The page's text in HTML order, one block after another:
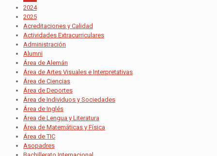
2024
2025
Acreditaciones y Calidad
Actividades Extracurriculares
Administración
Alumni
Área de Alemán
Área de Artes Visuales e Interpretativas
Área de Ciencias
Área de Deportes
Área de Individuos y Sociedades
Área de Inglés
Área de Lengua y Literatura
Área de Matemáticas y Física
Área de TIC
Asopadres